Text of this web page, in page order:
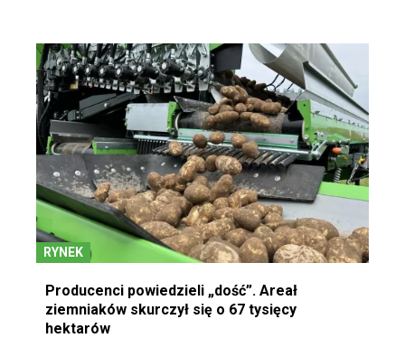
RYNEK
Producenci powiedzieli „dość”. Areał
ziemniaków skurczył się o 67 tysięcy
hektarów